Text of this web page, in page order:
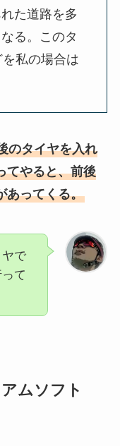
た道路を多
る。このタ
私の場合は
のタイヤを入れ
てやると、前後
あってくる。
で
て
ムソフト